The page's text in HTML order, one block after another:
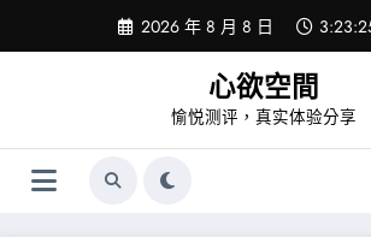
content
2026 年 8 月 8 日
心欲空間
愉悦测评，真实体验分享